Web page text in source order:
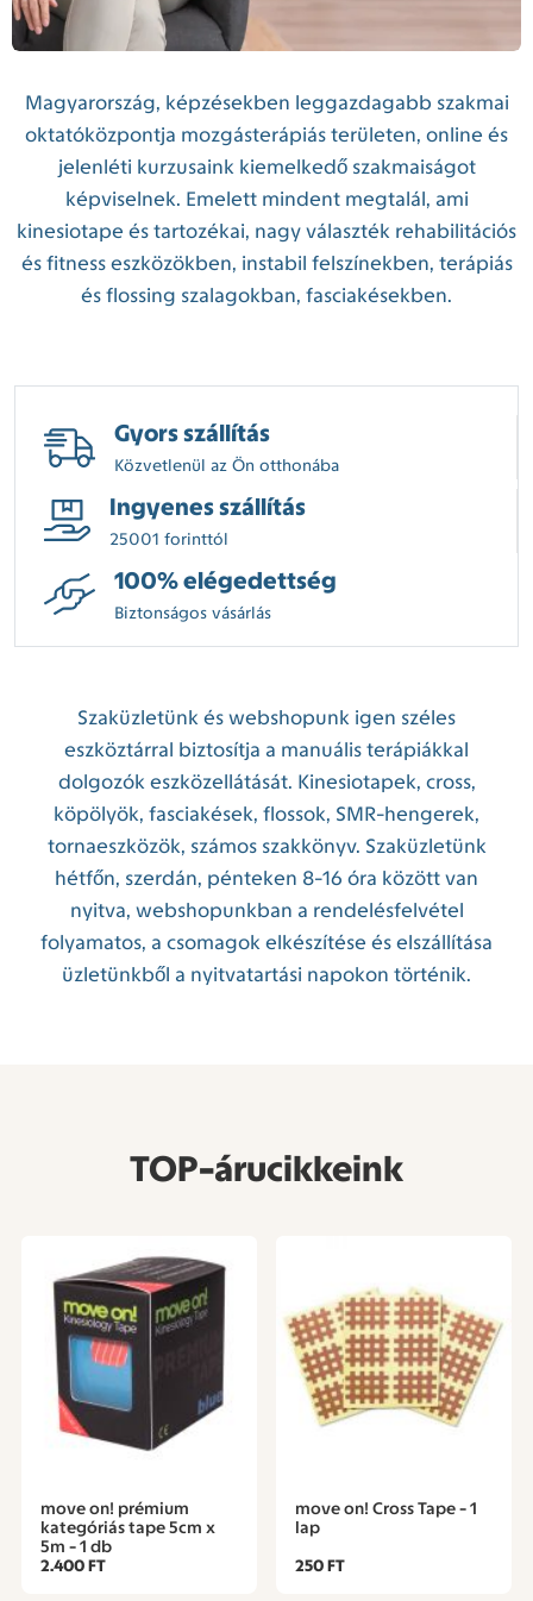
Magyarország, képzésekben leggazdagabb szakmai
oktatóközpontja mozgásterápiás területen, online és
jelenléti kurzusaink kiemelkedő szakmaiságot
képviselnek. Emelett mindent megtalál, ami
kinesiotape és tartozékai, nagy választék rehabilitációs
és fitness eszközökben, instabil felszínekben, terápiás
és flossing szalagokban, fasciakésekben.
Gyors szállítás
Közvetlenül az Ön otthonába
Ingyenes szállítás
25001 forinttól
100% elégedettség
Biztonságos vásárlás
Szaküzletünk és webshopunk igen széles
eszköztárral biztosítja a manuális terápiákkal
dolgozók eszközellátását. Kinesiotapek, cross,
köpölyök, fasciakések, flossok, SMR-hengerek,
tornaeszközök, számos szakkönyv. Szaküzletünk
hétfőn, szerdán, pénteken 8-16 óra között van
nyitva, webshopunkban a rendelésfelvétel
folyamatos, a csomagok elkészítése és elszállítása
üzletünkből a nyitvatartási napokon történik.
TOP-árucikkeink
move on! prémium
kategóriás tape 5cm x
5m - 1 db
2.400 FT
move on! Cross Tape - 1
lap
250 FT